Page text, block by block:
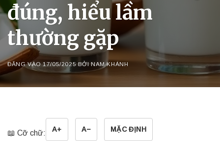
đúng, hiểu lầm
thường gặp
ĐĂNG VÀO17/05/2025 BỞINAM KHÁNH
📖 Cỡ chữ: A+ A− MẶC ĐỊNH